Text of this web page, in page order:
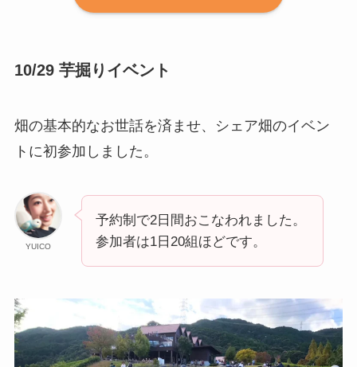
10/29 芋掘りイベント
畑の基本的なお世話を済ませ、シェア畑のイベン
トに初参加しました。
YUICO
予約制で2日間おこなわれました。
参加者は1日20組ほどです。